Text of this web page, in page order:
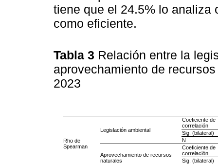
tiene que el 24.5% lo analiza
como eficiente.
Tabla 3 Relación entre la
aprovechamiento de
2023
Rho de
Spearman
Legislación ambiental
Coeficiente de
correlación
Sig. (bilateral)
N
Aprovechamiento de recursos
naturales
Coeficiente de
correlación
Sig. (bilateral)